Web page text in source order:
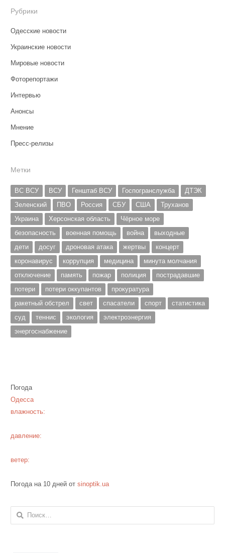
Рубрики
Одесские новости
Украинские новости
Мировые новости
Фоторепортажи
Интервью
Анонсы
Мнение
Пресс-релизы
Метки
ВС ВСУ ВСУ Генштаб ВСУ Госпогранслужба
ДТЭК
Зеленский
ПВО Россия СБУ США
Труханов
Украина
Херсонская область
Чёрное море
безопасность
военная помощь война
выходные
дети
досуг дроновая атака жертвы
концерт
коронавирус
коррупция медицина
минута молчания
отключение
память пожар полиция
пострадавшие
потери
потери оккупантов
прокуратура
ракетный обстрел
свет спасатели спорт
статистика
суд
теннис экология
электроэнергия
энергоснабжение
Погода
Одесса
влажность:
давление:
ветер:
Погода на 10 дней от sinoptik.ua
Найти: